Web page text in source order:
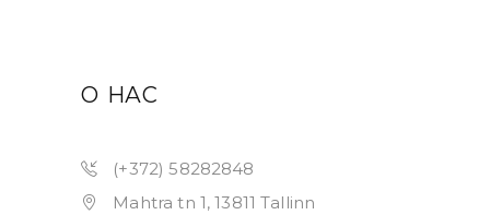
О НАС
(+372) 58282848
Mahtra tn 1, 13811 Tallinn